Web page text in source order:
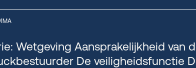
Wetgeving Aansprakelijkheid van
De veiligheidsfunctie